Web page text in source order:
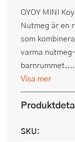
OYOY MINI
Nutmeg är en
som
varma
barnrummet....
Visa mer
SKU: